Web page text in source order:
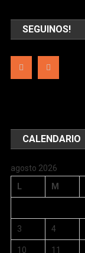
SEGUINOS!
CALENDARIO
agosto 2026
L
M
3 4
10 11